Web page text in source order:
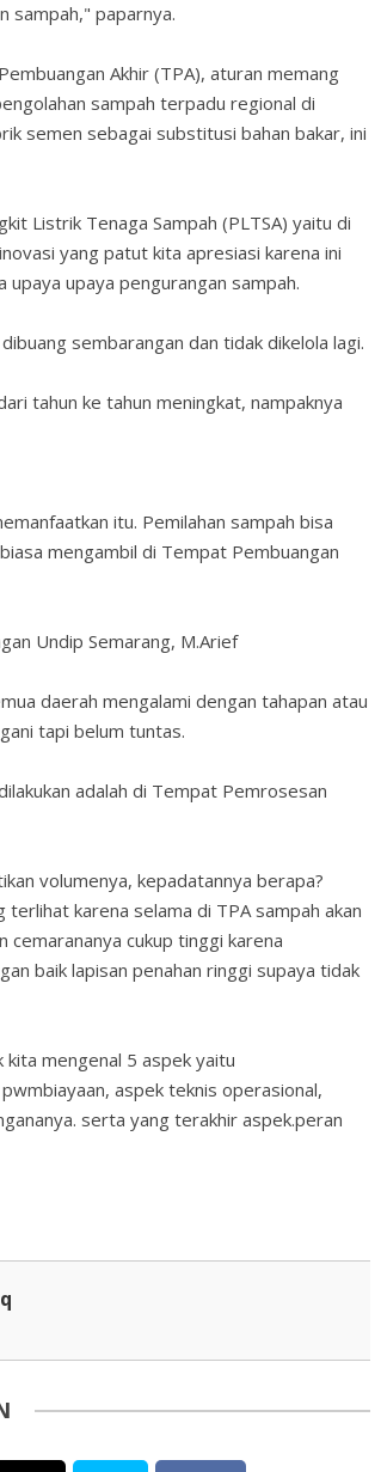
sampah," paparnya.
Akhir (TPA), aturan memang
sampah terpadu regional di
semen sebagai substitusi bahan bakar, ini
Listrik Tenaga Sampah (PLTSA) yaitu di
yang patut kita apresiasi karena ini
upaya upaya pengurangan sampah.
sembarangan dan tidak dikelola lagi.
tahun ke tahun meningkat, nampaknya
itu. Pemilahan sampah bisa
mengambil di Tempat Pembuangan
Undip Semarang, M.Arief
daerah mengalami dengan tahapan atau
tapi belum tuntas.
adalah di Tempat Pemrosesan
volumenya, kepadatannya berapa?
terlihat karena selama di TPA sampah akan
cukup tinggi karena
baik lapisan penahan ringgi supaya tidak
mengenal 5 aspek yaitu
aspek teknis operasional,
serta yang terakhir aspek.peran